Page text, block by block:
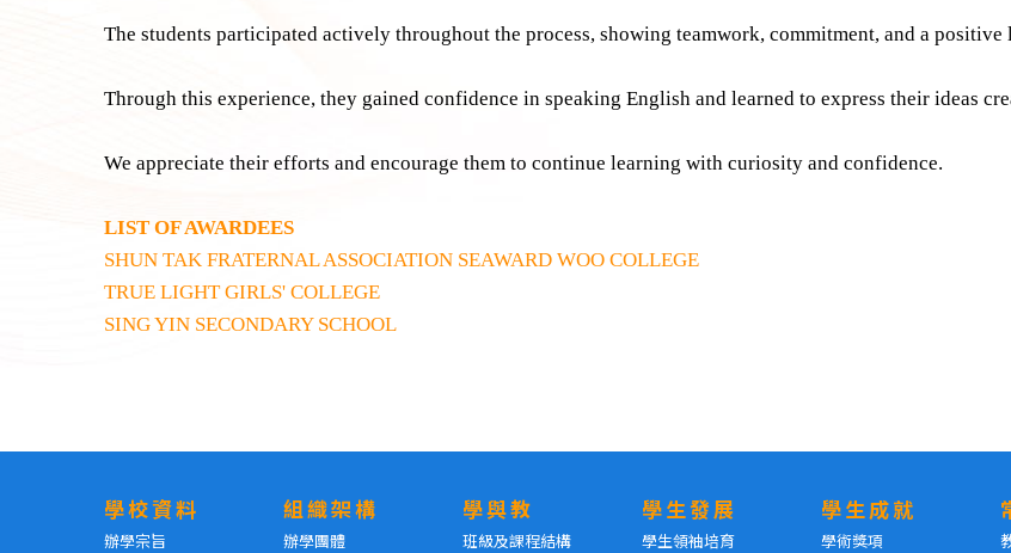
The students participated actively throughout the process, showing teamwork, commitment, and a positive
Through this experience, they gained confidence in speaking English and learned to express their ideas
We appreciate their efforts and encourage them to continue learning with curiosity and confidence.
LIST OF AWARDEES
SHUN TAK FRATERNAL ASSOCIATION SEAWARD WOO COLLEGE
TRUE LIGHT GIRLS' COLLEGE
SING YIN SECONDARY SCHOOL
學校資料
辦學宗旨
組織架構
辦學團體
學與教
班級及課程結構
學生發展
學生領袖培育
學生成就
學術獎項